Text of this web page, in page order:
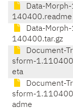
Data-Morph-
140400.readme
Data-Morph-
140400.tar.gz
Document-
sform-
eta
Document-
sform-
adme